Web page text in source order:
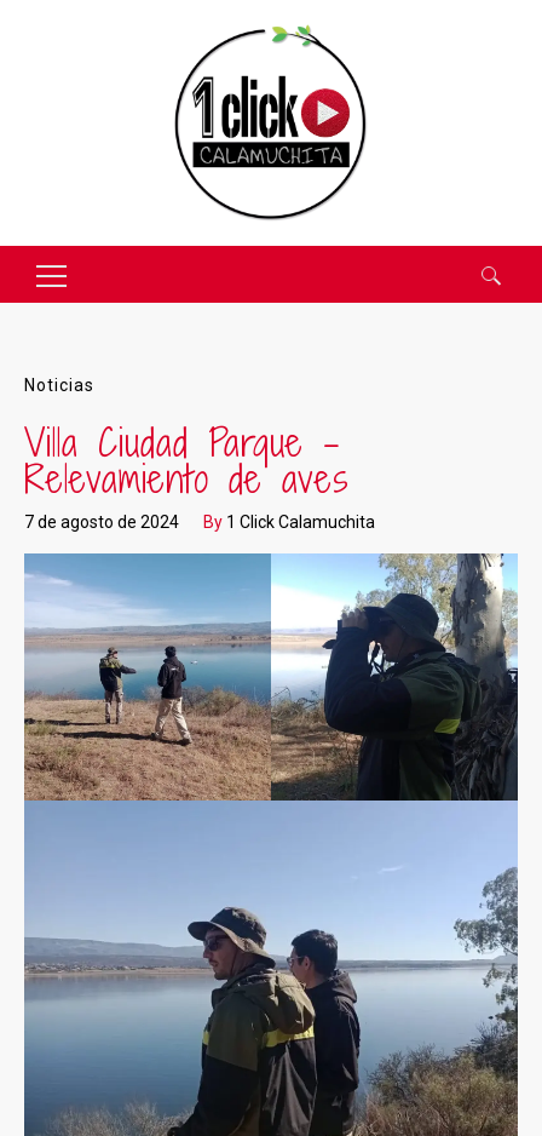
Buscar:
Noticias
Villa Ciudad Parque –
Relevamiento de aves
7 de agosto de 2024 By 1 Click Calamuchita